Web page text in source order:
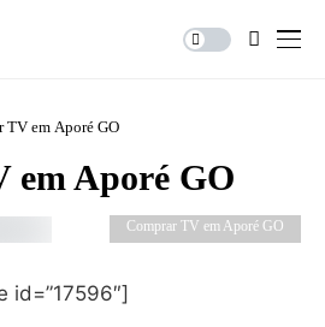
TV em Aporé GO
em Aporé GO
Comprar TV em Aporé GO
id=”17596″]